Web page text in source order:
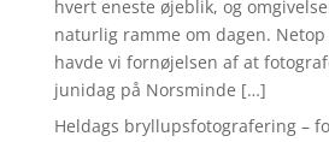
hvert eneste øjeblik, og
naturlig ramme om dagen.
havde vi fornøjelsen af at
junidag på Norsminde […]
Heldags bryllupsfotografering –